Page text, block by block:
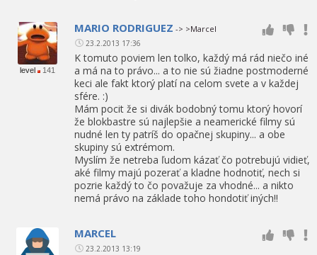
level 141
MARIO RODRIGUEZ -> >Marcel
23.2.2013 17:36
K tomuto poviem len tolko, každý má rád niečo iné
a má na to právo... a to nie sú žiadne postmoderné
keci ale fakt ktorý platí na celom svete a v každej
sfére. :)
Mám pocit že si divák bodobný tomu ktorý hovorí
že blokbastre sú najlepšie a neamerické filmy sú
nudné len ty patríš do opačnej skupiny... a obe
skupiny sú extrémom.
Myslím že netreba ľudom kázať čo potrebujú vidieť,
aké filmy majú pozerať a kladne hodnotiť, nech si
pozrie každý to čo považuje za vhodné... a nikto
nemá právo na základe toho hondotiť iných!!
MARCEL
23.2.2013 13:19